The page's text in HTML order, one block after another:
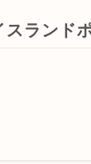
スランド